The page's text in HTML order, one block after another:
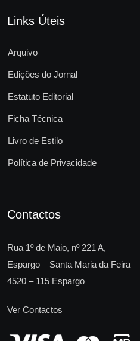
Links Úteis
Arquivo
Edições do Jornal
Estatuto Editorial
Ficha Técnica
Livro de Estilo
Política de Privacidade
Contactos
Rua 1º de Maio, nº 221 A,
Espargo – Santa Maria da Feira
4520 – 115 Espargo
Ver Contactos